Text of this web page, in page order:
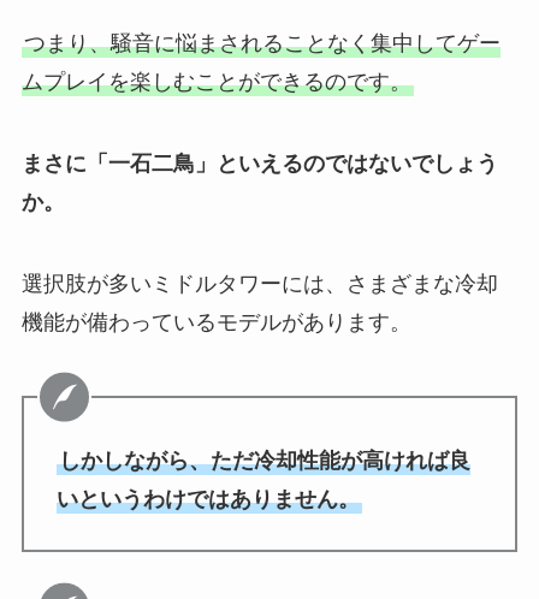
つまり、騒音に悩まされることなく集中してゲー
ムプレイを楽しむことができるのです。
まさに「一石二鳥」といえるのではないでしょう
か。
選択肢が多いミドルタワーには、さまざまな冷却
機能が備わっているモデルがあります。
しかしながら、ただ冷却性能が高ければ良
いというわけではありません。